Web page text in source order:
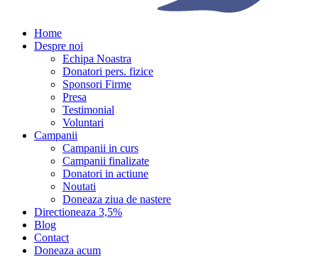
Home
Despre noi
Echipa Noastra
Donatori pers. fizice
Sponsori Firme
Presa
Testimonial
Voluntari
Campanii
Campanii in curs
Campanii finalizate
Donatori in actiune
Noutati
Doneaza ziua de nastere
Directioneaza 3,5%
Blog
Contact
Doneaza acum